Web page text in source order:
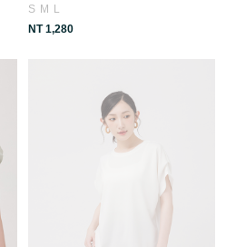
S M
L
NT 1,280